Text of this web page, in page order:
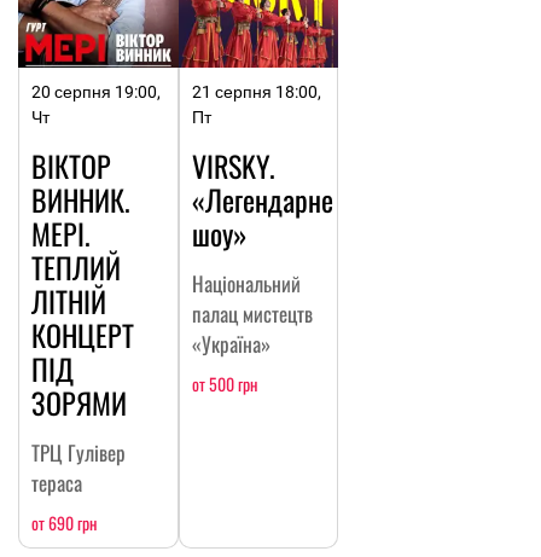
20 серпня 19:00,
Чт
ВІКТОР
ВИННИК.
МЕРІ.
ТЕПЛИЙ
ЛІТНІЙ
КОНЦЕРТ
ПІД
ЗОРЯМИ
ТРЦ Гулівер
тераса
от 690 грн
21 серпня 18:00,
Пт
VIRSKY.
«Легендарне
шоу»
Національний
палац мистецтв
«Україна»
от 500 грн